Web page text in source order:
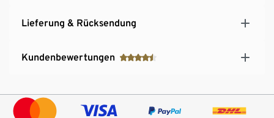
Lieferung & Rücksendung
Kundenbewertungen